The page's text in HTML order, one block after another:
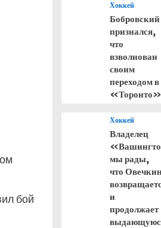
бой
Хоккей
Бобровский
признался,
что
взволнован
своим
переходом в
«Торонто»
Хоккей
Владелец
мы рады,
что
и
продолжает